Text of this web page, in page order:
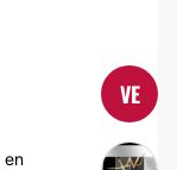
VE
en